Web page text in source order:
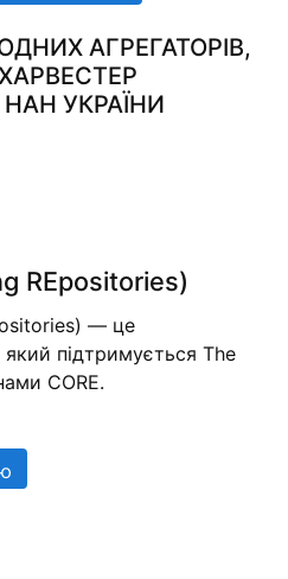
АГРЕГАТОРІВ,
УКРАЇНИ
REpositories)
— це
підтримується The
CORE.